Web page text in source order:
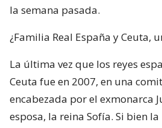
la semana pasada.
¿Familia Real España y Ceuta,
La última vez que los reyes
Ceuta fue en 2007, en una
encabezada por el exmonarca
esposa, la reina Sofía. Si bien